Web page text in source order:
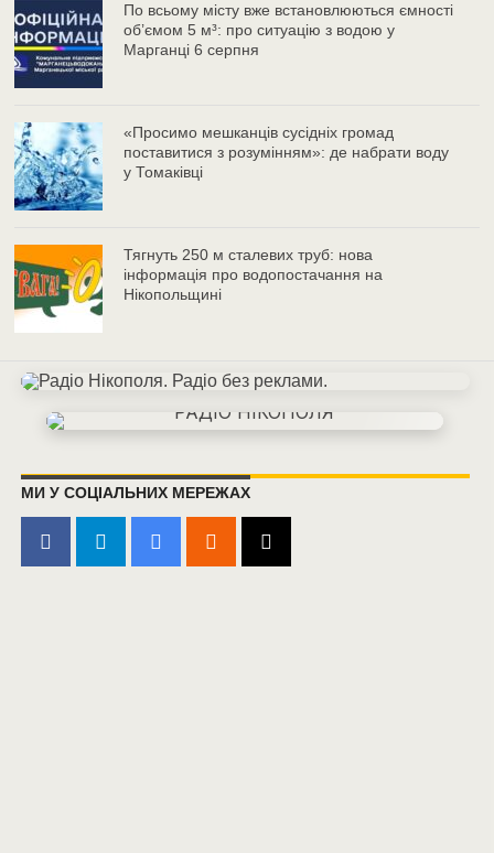
По всьому місту вже встановлюються ємності
об’ємом 5 м³: про ситуацію з водою у
Марганці 6 серпня
«Просимо мешканців сусідніх громад
поставитися з розумінням»: де набрати воду
у Томаківці
Тягнуть 250 м сталевих труб: нова
інформація про водопостачання на
Нікопольщині
МИ У СОЦІАЛЬНИХ МЕРЕЖАХ